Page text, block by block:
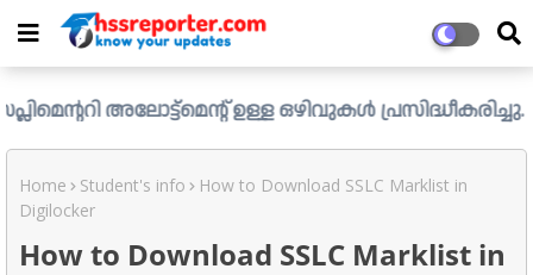
ഉള്ള ഒഴിവുകൾ പ്രസിദ്ധീകരിച്ചു.
Home Student's info
How to Download SSLC Marklist in
Digilocker
How to Download SSLC Marklist in